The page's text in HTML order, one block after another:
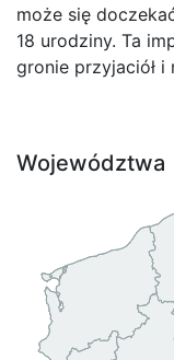
może się
18 urodziny. Ta
gronie przyjaciół i
Województwa